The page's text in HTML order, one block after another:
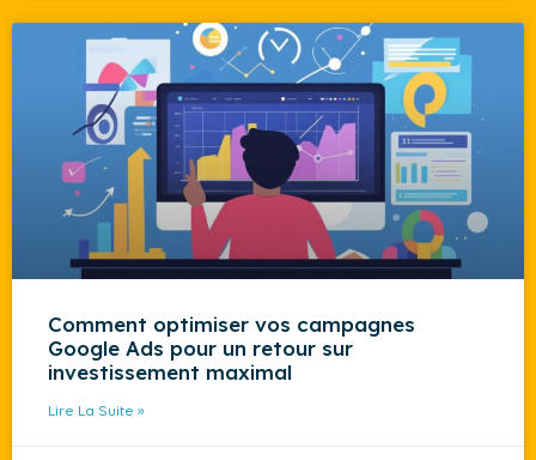
Comment optimiser vos campagnes
Google Ads pour un retour sur
investissement maximal
Lire La Suite »